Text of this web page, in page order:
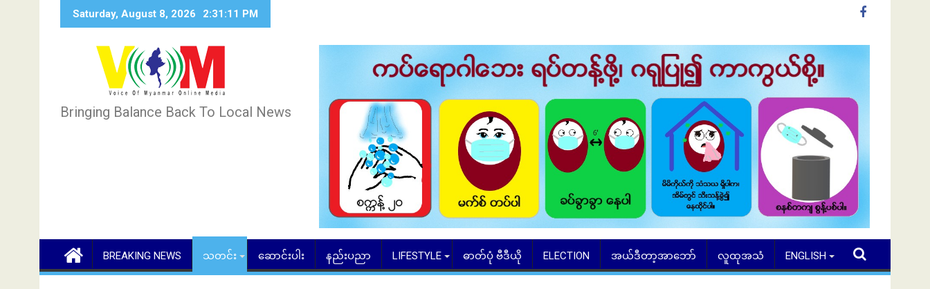
Saturday, August 8, 2026 2:31:12 PM
Bringing Balance Back To Local News
BREAKING NEWS သတင်း ဆောင်းပါး နည်းပညာ LIFESTYLE ဓာတ်ပုံ ဗီဒီယို ELECTION အယ်ဒီတာ့အာဘော် လူထုအသံ ENGLISH